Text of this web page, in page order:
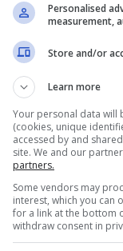
aveva
nel
Juan Pablo
che fin qui
coppa
dai
del Dall’Ara
classe
Premier. Con la
Personalised
measurement,
Store and/or
Learn more
Your personal data will
(cookies, unique
accessed by and
site. We and our
partners.
Some vendors may
interest, which you can
for a link at the bottom
withdraw consent in